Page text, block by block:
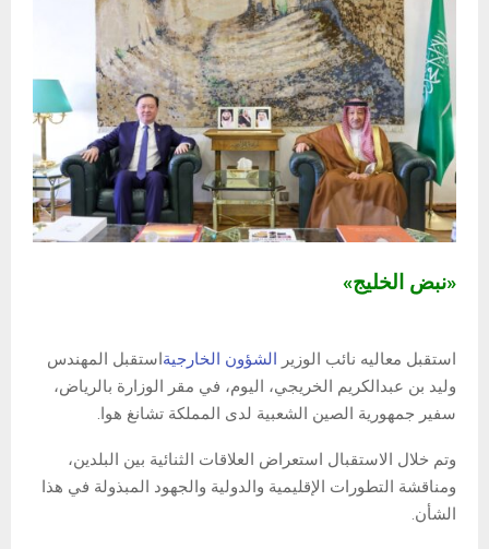
«نبض الخليج»
استقبل معاليه نائب الوزير الشؤون الخارجية استقبل المهندس
وليد بن عبدالكريم الخريجي، اليوم، في مقر الوزارة بالرياض،
سفير جمهورية الصين الشعبية لدى المملكة تشانغ هوا.
وتم خلال الاستقبال استعراض العلاقات الثنائية بين البلدين،
ومناقشة التطورات الإقليمية والدولية والجهود المبذولة في هذا
الشأن.